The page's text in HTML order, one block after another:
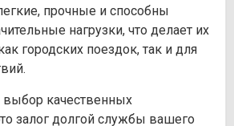
прочные и способны
нагрузки, что делает их
городских поездок, так и для
выбор качественных
залог долгой службы вашего